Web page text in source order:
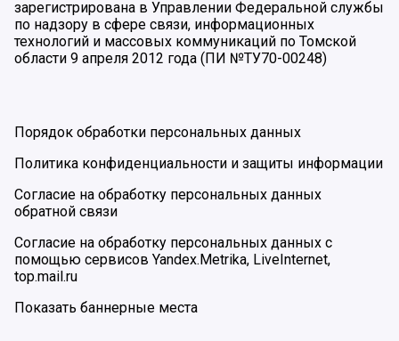
зарегистрирована в Управлении Федеральной службы
по надзору в сфере связи, информационных
технологий и массовых коммуникаций по Томской
области 9 апреля 2012 года (ПИ №ТУ70-00248)
Порядок обработки персональных данных
Политика конфиденциальности и защиты информации
Согласие на обработку персональных данных
обратной связи
Согласие на обработку персональных данных с
помощью сервисов Yandex.Metrika, LiveInternet,
top.mail.ru
Показать баннерные места